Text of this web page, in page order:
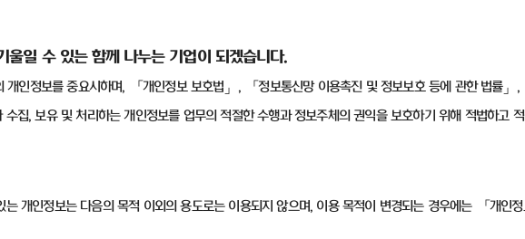
울일 수 있는 함께 나누는 기업이 되겠습니다.
개인정보를 중요시하며, 「개인정보 보호법」 , 「정보통신망 이용촉진 및 정보보호 등에 관한 법률」 ,
수집, 보유 및 처리하는 개인정보를 업무의 적절한 수행과 정보주체의 권익을 보호하기 위해 적법하고
는 개인정보는 다음의 목적 이외의 용도로는 이용되지 않으며, 이용 목적이 변경되는 경우에는 「개인